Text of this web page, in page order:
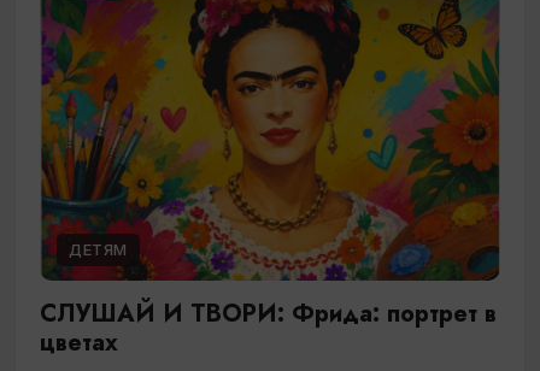
ДЕТЯМ
СЛУШАЙ И ТВОРИ: Фрида: портрет в
цветах